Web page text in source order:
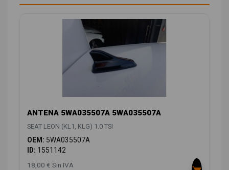
ANTENA 5WA035507A 5WA035507A
SEAT LEON (KL1, KLG) 1.0 TSI
OEM: 5WA035507A
ID: 1551142
18,00 € Sin IVA